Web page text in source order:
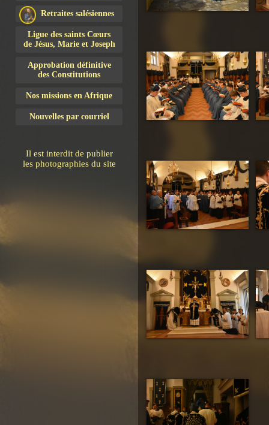
Retraites salésiennes
Ligue des saints Cœurs
de Jésus, Marie et Joseph
Approbation définitive
des Constitutions
Nos missions en Afrique
Nouvelles par courriel
Il est interdit de publier
les photographies du site